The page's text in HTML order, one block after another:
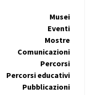
Musei
Eventi
Mostre
Comunicazioni
Percorsi
Percorsi educativi
Pubblicazioni